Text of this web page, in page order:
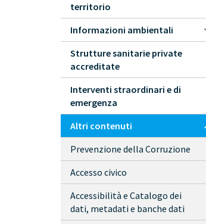
territorio
Informazioni ambientali
Strutture sanitarie private
accreditate
Interventi straordinari e di
emergenza
Altri contenuti
Prevenzione della Corruzione
Accesso civico
Accessibilità e Catalogo dei
dati, metadati e banche dati